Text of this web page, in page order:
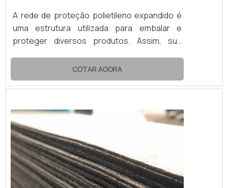
A rede de proteção polietileno expandido é
uma estrutura utilizada para embalar e
proteger diversos produtos. Assim, sua
acondicionamento de frutas e bebidas
engarrafadas.No transporte e no
armazenamento, a rede de proteção de
que poderia comprometer a comercialização
e o consumo dos produtos abrigados. Dessa
forma, esta proteção evita prejuízos e ainda
agrega val...
COTAR AGORA